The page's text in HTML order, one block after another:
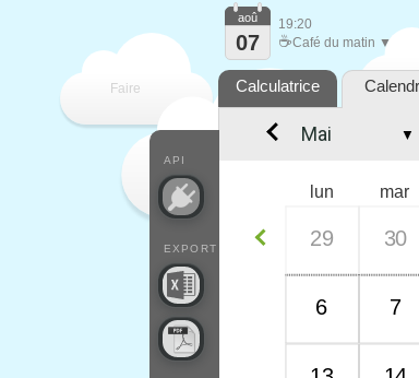
Faire
API
EXPORT
aoû
07
19:20
☕Café du matin ▼
Calculatrice
lun mar
29 30
6 7
▼